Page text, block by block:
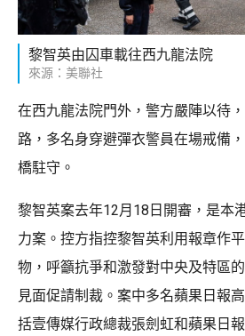
黎智英由囚車載往西九龍法院
來源：美聯社
在西九龍法院門外，警方嚴陣以待
路，多名身穿避彈衣警員在場戒備
橋駐守。
黎智英案去年12月18日開審，是本
力案。控方指控黎智英利用報章作
物，呼籲抗爭和激發對中央及特區
見面促請制裁。案中多名蘋果日報
括壹傳媒行政總裁張劍虹和蘋果日